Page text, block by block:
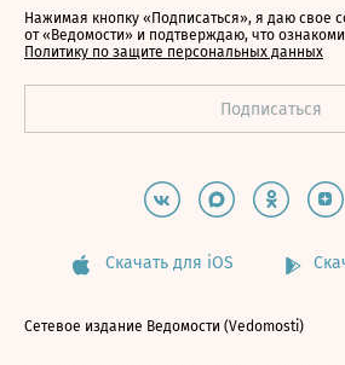
Нажимая кнопку «Подписаться», я даю свое
от «Ведомости» и подтверждаю, что
Политику по защите персональных данных
Скачать для iOS
Сетевое издание Ведомости (Vedomosti)